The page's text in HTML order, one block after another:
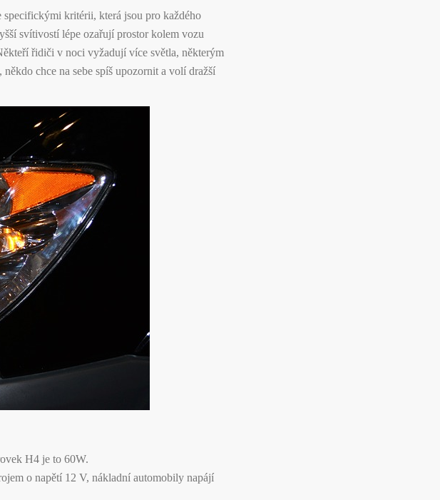
specifickými kritérii, která jsou pro každého
svítivostí lépe ozařují prostor kolem vozu
řidiči v noci vyžadují více světla, některým
chce na sebe spíš upozornit a volí dražší
H4 je to 60W.
o napětí 12 V, nákladní automobily napájí